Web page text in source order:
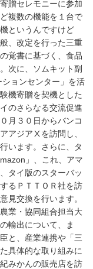
贈セレモニーに参加
複数の機能を１台で
というんですけど
、改定を行った三重
覚書に基づく、食品
次に、ソムキット副
ョンセンター」を活
機寄贈を契機とした
のさらなる交流促進
月３０日からバンコ
アジアⅩを訪問し、
います。さらに、タ
」、これ、アマ
タイ版のスターバッ
るＰＴＴＯＲ社を訪
見交換を行います。
業・協同組合担当大
輸出について、ま
と、産業連携や「三
具体的な取り組みに
みかんの販売店を訪